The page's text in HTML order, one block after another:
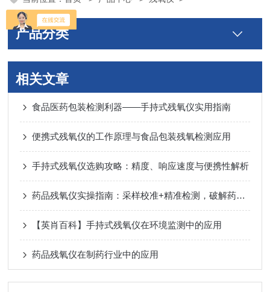
产品分类
相关文章
食品医药包装检测利器——手持式残氧仪实用指南
便携式残氧仪的工作原理与食品包装残氧检测应用
手持式残氧仪选购攻略：精度、响应速度与便携性解析
药品残氧仪实操指南：采样校准+精准检测，破解药品稳定性难题
【英肖百科】手持式残氧仪在环境监测中的应用
药品残氧仪在制药行业中的应用